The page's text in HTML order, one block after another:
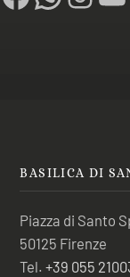
BASILICA DI
Piazza di Santo
50125 Firenze
Tel.+39 055